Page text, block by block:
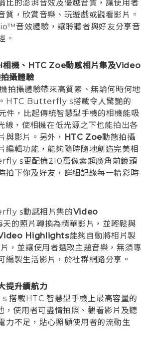
比的澎湃音效及優越音質，讓使用者
質，欣賞音樂、玩遊戲或觀看影片。
音效體驗，讓聆聽者與好友分享音
。
機、HTC Zoe動感相片集及Video
攝體驗
拍攝體驗帶來高質素、無論何時何地
HTC Butterfly s搭載令人驚艷的
件，比起傳統智慧型手機的相機能吸
線，使相機在低光源之下也能拍出各
與影片。另外， HTC Zoe動態拍攝
編輯功能，能夠隨時隨地創造完美相
s更配備210萬像素超廣角前鏡頭
拍下你及好友，詳細記錄每一精彩時
s動感相片集的Video
天的照片轉換為精華影片，並輕鬆與
Highlights能夠自動將相片製
，並讓使用者選取主題音樂，無須專
編製生活影片，於社群網路分享。
提升續航力
載HTC 智慧型手機上最高容量的
使用者可盡情拍照、觀看影片及聽
力不足，貼心照顧使用者的流動生